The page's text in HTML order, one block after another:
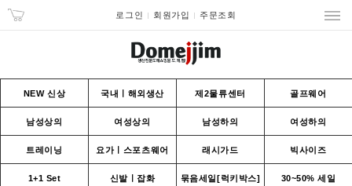
로그인 회원가입 주문조회
NEW 신상 국내ㅣ해외생산 제2물류센터 골프웨어
남성상의 여성상의 남성하의 여성하의
트레이닝 요가ㅣ스포츠웨어 래시가드 빅사이즈
1+1 Set 신발ㅣ잡화 묶음세일[럭키박스] 30~50% 세일